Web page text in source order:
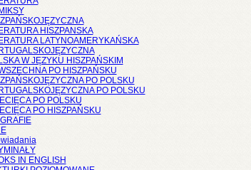
HISZPANSKA
LATYNOAMERYKAŃSKA
W JĘZYKU HISZPAŃSKIM
PO HISZPAŃSKU
PO POLSKU
PO POLSKU
PO POLSKU
PO HISZPAŃSKU
IN ENGLISH